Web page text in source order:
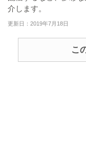
介します。
更新日：2019年7月18日
こ